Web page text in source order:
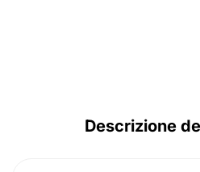
Descrizione